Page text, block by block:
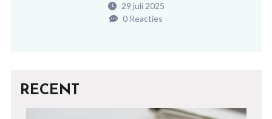
29 juli 2025
0 Reacties
RECENT